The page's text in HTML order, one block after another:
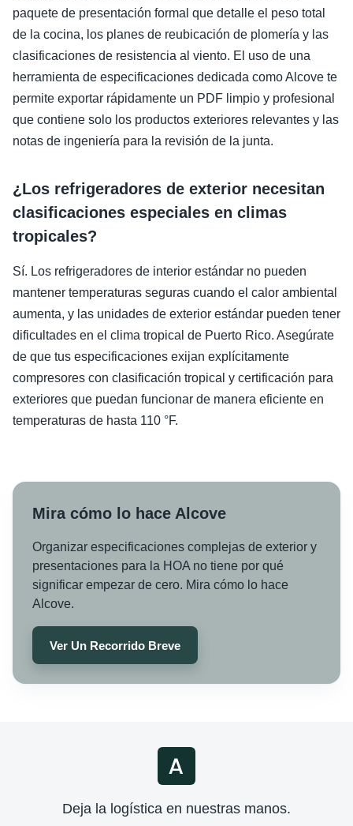
paquete de presentación formal que detalle el peso total
de la cocina, los planes de reubicación de plomería y las
clasificaciones de resistencia al viento. El uso de una
herramienta de especificaciones dedicada como Alcove te
permite exportar rápidamente un PDF limpio y profesional
que contiene solo los productos exteriores relevantes y las
notas de ingeniería para la revisión de la junta.
¿Los refrigeradores de exterior necesitan
clasificaciones especiales en climas
tropicales?
Sí. Los refrigeradores de interior estándar no pueden
mantener temperaturas seguras cuando el calor ambiental
aumenta, y las unidades de exterior estándar pueden tener
dificultades en el clima tropical de Puerto Rico. Asegúrate
de que tus especificaciones exijan explícitamente
compresores con clasificación tropical y certificación para
exteriores que puedan funcionar de manera eficiente en
temperaturas de hasta 110 °F.
Mira cómo lo hace Alcove
Organizar especificaciones complejas de exterior y
presentaciones para la HOA no tiene por qué
significar empezar de cero. Mira cómo lo hace
Alcove.
Ver Un Recorrido Breve
Deja la logística en nuestras manos.